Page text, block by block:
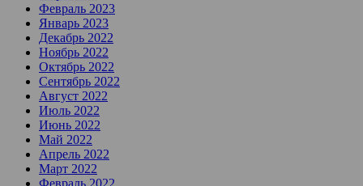
Февраль 2023
Январь 2023
Декабрь 2022
Ноябрь 2022
Октябрь 2022
Сентябрь 2022
Август 2022
Июль 2022
Июнь 2022
Май 2022
Апрель 2022
Март 2022
Февраль 2022